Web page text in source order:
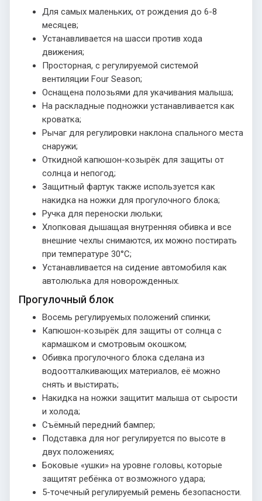
Для самых маленьких, от рождения до 6-8
месяцев;
Устанавливается на шасси против хода
движения;
Просторная, с регулируемой системой
вентиляции Four Season;
Оснащена полозьями для укачивания малыша;
На раскладные подножки устанавливается как
кроватка;
Рычаг для регулировки наклона спального места
снаружи;
Откидной капюшон-козырёк для защиты от
солнца и непогод;
Защитный фартук также используется как
накидка на ножки для прогулочного блока;
Ручка для переноски люльки;
Хлопковая дышащая внутренняя обивка и все
внешние чехлы снимаются, их можно постирать
при температуре 30°С;
Устанавливается на сидение автомобиля как
автолюлька для новорожденных.
Прогулочный блок
Восемь регулируемых положений спинки;
Капюшон-козырёк для защиты от солнца с
кармашком и смотровым окошком;
Обивка прогулочного блока сделана из
водоотталкивающих материалов, её можно
снять и выстирать;
Накидка на ножки защитит малыша от сырости
и холода;
Съёмный передний бампер;
Подставка для ног регулируется по высоте в
двух положениях;
Боковые «ушки» на уровне головы, которые
защитят ребёнка от возможного удара;
5-точечный регулируемый ремень безопасности.